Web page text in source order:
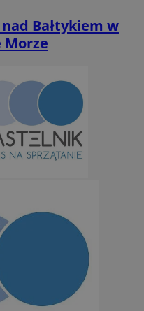
Bałtykiem w
Morze